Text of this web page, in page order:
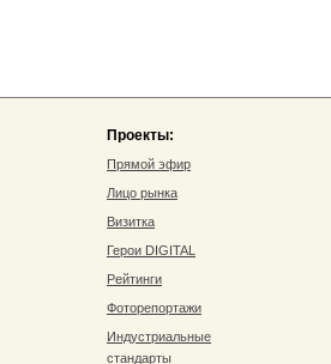
Проекты:
Прямой эфир
Лицо рынка
Визитка
Герои DIGITAL
Рейтинги
Фоторепортажи
Индустриальные
стандарты